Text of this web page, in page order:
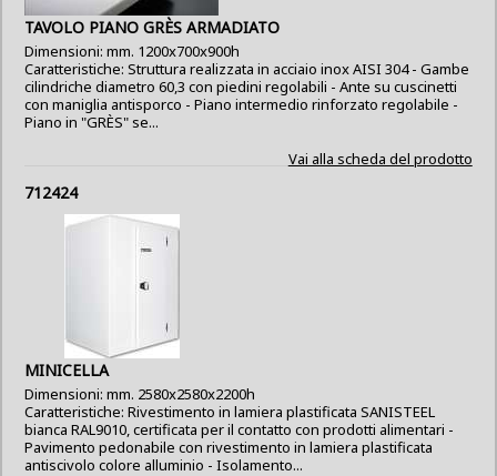
TAVOLO PIANO GRÈS ARMADIATO
Dimensioni: mm. 1200x700x900h
Caratteristiche: Struttura realizzata in acciaio inox AISI 304 - Gambe
cilindriche diametro 60,3 con piedini regolabili - Ante su cuscinetti
con maniglia antisporco - Piano intermedio rinforzato regolabile -
Piano in "GRÈS" se...
Vai alla scheda del prodotto
712424
MINICELLA
Dimensioni: mm. 2580x2580x2200h
Caratteristiche: Rivestimento in lamiera plastificata SANISTEEL
bianca RAL9010, certificata per il contatto con prodotti alimentari -
Pavimento pedonabile con rivestimento in lamiera plastificata
antiscivolo colore alluminio - Isolamento...